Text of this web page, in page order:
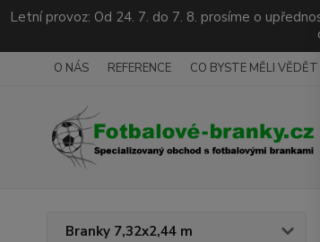
Letní provoz: Od 24. 7. do 7. 8. prosíme o
O NÁS REFERENCE CO BYSTE MĚLI VĚDĚT
Branky 7,32x2,44 m